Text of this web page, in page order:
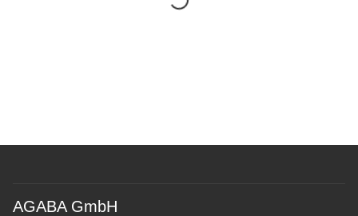
AGABA GmbH